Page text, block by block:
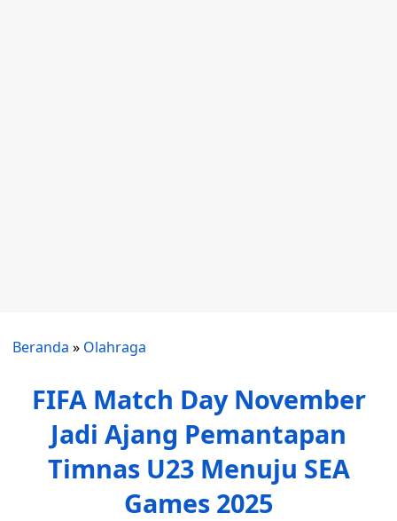
Beranda » Olahraga
FIFA Match Day November
Jadi Ajang Pemantapan
Timnas U23 Menuju SEA
Games 2025